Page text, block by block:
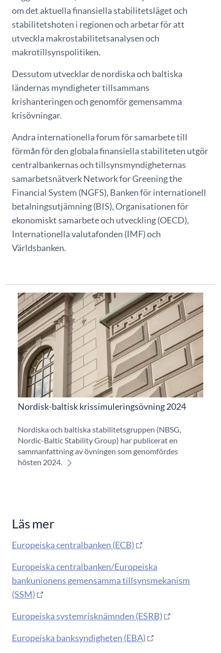
om det aktuella finansiella stabilitetsläget och
stabilitetshoten i regionen och arbetar för att
utveckla makrostabilitetsanalysen och
makrotillsynspolitiken.
Dessutom utvecklar de nordiska och baltiska
ländernas myndigheter tillsammans
krishanteringen och genomför gemensamma
krisövningar.
Andra internationella forum för samarbete till
förmån för den globala finansiella stabiliteten utgör
centralbankernas och tillsynsmyndigheternas
samarbetsnätverk Network for Greening the
Financial System (NGFS), Banken för internationell
betalningsutjämning (BIS), Organisationen för
ekonomiskt samarbete och utveckling (OECD),
Internationella valutafonden (IMF) och
Världsbanken.
Nordisk-baltisk krissimuleringsövning 2024
Nordiska och baltiska stabilitetsgruppen (NBSG,
Nordic-Baltic Stability Group) har publicerat en
sammanfattning av övningen som genomfördes
hösten 2024.
Läs mer
Europeiska centralbanken (ECB)
Europeiska centralbanken/Europeiska
bankunionens gemensamma tillsynsmekanism
(SSM)
Europeiska systemrisknämnden (ESRB)
Europeiska banksyndigheten (EBA)